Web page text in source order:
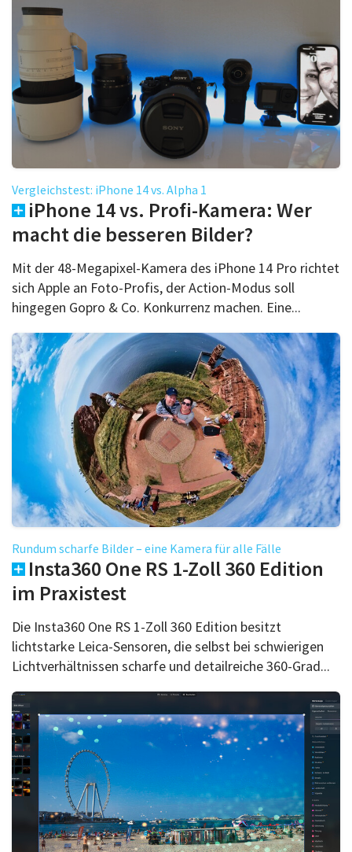
Vergleichstest: iPhone 14 vs. Alpha 1
iPhone 14 vs. Profi-Kamera: Wer
macht die besseren Bilder?
Mit der 48-Megapixel-Kamera des iPhone 14 Pro richtet
sich Apple an Foto-Profis, der Action-Modus soll
hingegen Gopro & Co. Konkurrenz machen. Eine...
Rundum scharfe Bilder – eine Kamera für alle Fälle
Insta360 One RS 1-Zoll 360 Edition
im Praxistest
Die Insta360 One RS 1-Zoll 360 Edition besitzt
lichtstarke Leica-Sensoren, die selbst bei schwierigen
Lichtverhältnissen scharfe und detailreiche 360-Grad...